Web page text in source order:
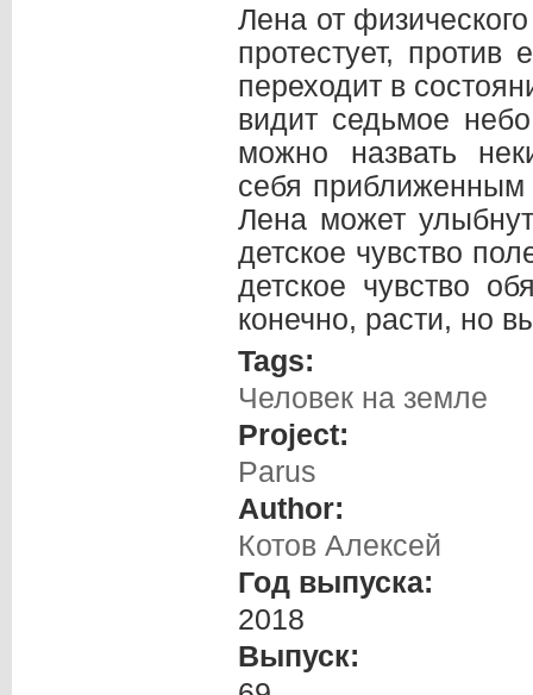
Лена от
протестует,
переходит в
видит седьмое
можно назвать
себя приближенным
Лена может
детское чувство
детское чувство
конечно, расти, но
Tags:
Человек на земле
Project:
Parus
Author:
Котов Алексей
Год выпуска:
2018
Выпуск: